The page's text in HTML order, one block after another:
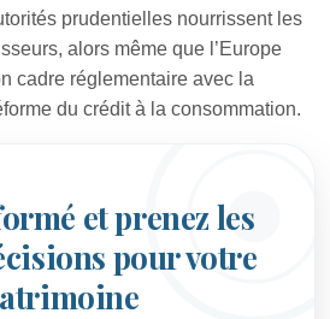
prudentielles nourrissent les
alors même que l’Europe
cadre réglementaire avec la
du crédit à la consommation.
et prenez les
pour votre